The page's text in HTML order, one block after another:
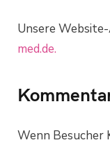
Unsere
med.de.
Wenn Besucher